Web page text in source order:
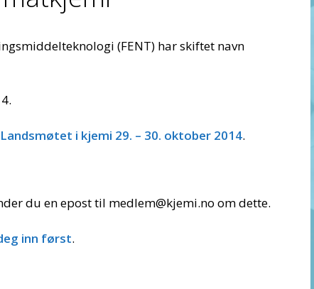
(FENT) har skiftet navn
Landsmøtet i kjemi 29. – 30. oktober 2014.
du en epost til medlem@kjemi.no om dette.
inn først.